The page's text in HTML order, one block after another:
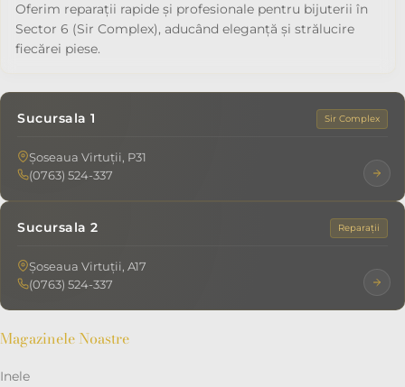
Oferim reparații rapide și profesionale pentru bijuterii în
Sector 6 (Sir Complex), aducând eleganță și strălucire
fiecărei piese.
Sucursala 1 Sir Complex
Șoseaua Virtuții, P31
(0763) 524-337
Sucursala 2 Reparații
Șoseaua Virtuții, A17
(0763) 524-337
Magazinele Noastre
Inele